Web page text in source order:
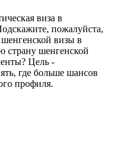
виза в
пожалуйста,
визы в
страну шенгенской
Цель -
где больше шансов
профиля.